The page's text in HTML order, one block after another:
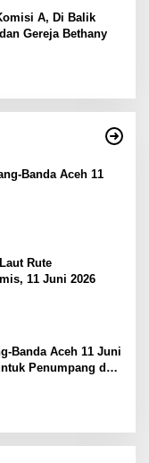
A, Di Balik
Gereja Bethany
Banda Aceh 11
Rute
11 Juni 2026
Banda Aceh 11 Juni
Penumpang dan